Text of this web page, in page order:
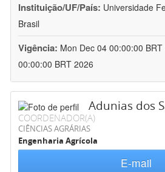
Instituição/UF/País: Universidade
Brasil
Vigência: Mon Dec 04 00:00:00
00:00:00 BRT 2026
Adunias dos
COORDENADOR(A)
CIÊNCIAS AGRÁRIAS
Engenharia Agrícola
E-mail